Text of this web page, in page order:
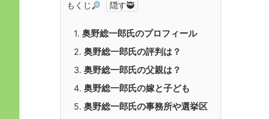
もくじ
1. 奥野総一郎氏のプロフィール
2. 奥野総一郎氏の評判は？
3. 奥野総一郎氏の父親は？
4. 奥野総一郎氏の嫁と子ども
5. 奥野総一郎氏の事務所や選挙区